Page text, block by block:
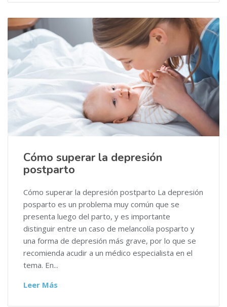
Cómo superar la depresión
postparto
Cómo superar la depresión postparto La depresión
posparto es un problema muy común que se
presenta luego del parto, y es importante
distinguir entre un caso de melancolía posparto y
una forma de depresión más grave, por lo que se
recomienda acudir a un médico especialista en el
tema. En...
Leer Más